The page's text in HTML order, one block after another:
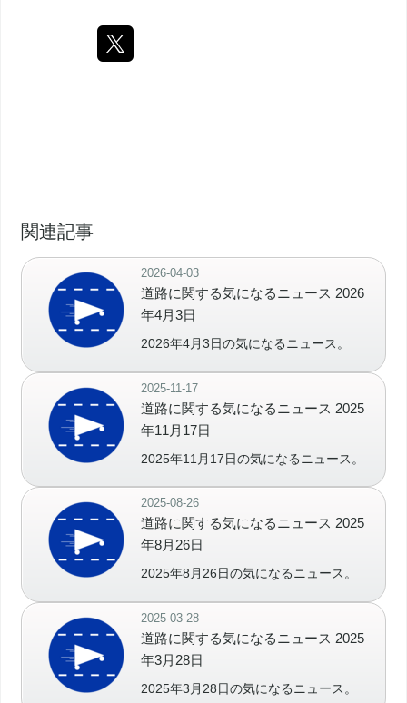
関連記事
2026-04-03
道路に関する気になるニュース 2026
年4月3日
2026年4月3日の気になるニュース。
2025-11-17
道路に関する気になるニュース 2025
年11月17日
2025年11月17日の気になるニュース。
2025-08-26
道路に関する気になるニュース 2025
年8月26日
2025年8月26日の気になるニュース。
2025-03-28
道路に関する気になるニュース 2025
年3月28日
2025年3月28日の気になるニュース。